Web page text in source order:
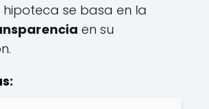
hipoteca se basa en la
en su